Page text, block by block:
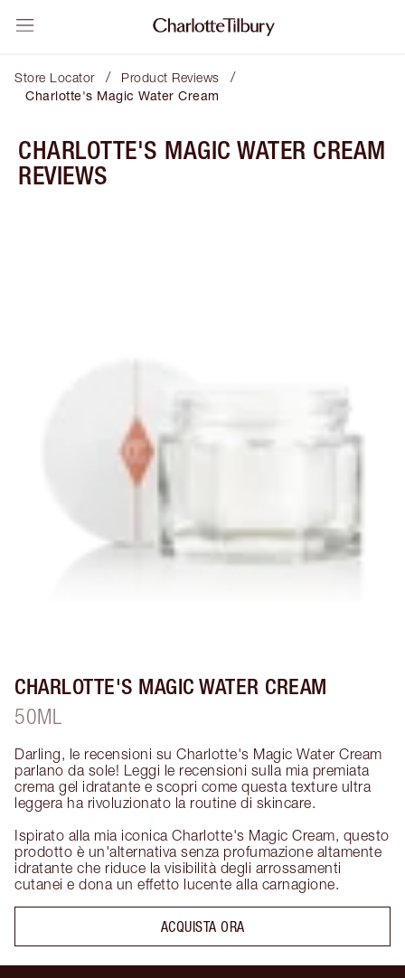
Store Locator / Product Reviews /
Charlotte's Magic Water Cream
CHARLOTTE'S MAGIC WATER CREAM
REVIEWS
CHARLOTTE'S MAGIC WATER CREAM
50ML
Darling, le recensioni su Charlotte's Magic Water Cream
parlano da sole! Leggi le recensioni sulla mia premiata
crema gel idratante e scopri come questa texture ultra
leggera ha rivoluzionato la routine di skincare.
Ispirato alla mia iconica Charlotte's Magic Cream, questo
prodotto è un'alternativa senza profumazione altamente
idratante che riduce la visibilità degli arrossamenti
cutanei e dona un effetto lucente alla carnagione.
ACQUISTA ORA